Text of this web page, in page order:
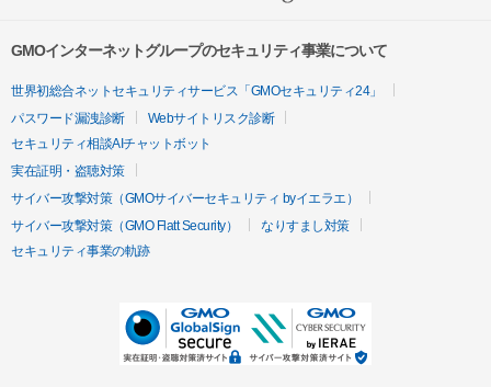
GMOインターネットグループのセキュリティ事業について
世界初総合ネットセキュリティサービス「GMOセキュリティ24」
パスワード漏洩診断
Webサイトリスク診断
セキュリティ相談AIチャットボット
実在証明・盗聴対策
サイバー攻撃対策（GMOサイバーセキュリティ byイエラエ）
サイバー攻撃対策（GMO Flatt Security）
なりすまし対策
セキュリティ事業の軌跡